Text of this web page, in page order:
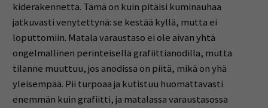
kiderakennetta. Tämä on kuin pitäisi kuminauhaa
jatkuvasti venytettynä: se kestää kyllä, mutta ei
loputtomiin. Matala varaustaso ei ole aivan yhtä
ongelmallinen perinteisellä grafiittianodilla, mutta
tilanne muuttuu, jos anodissa on piitä, mikä on yhä
yleisempää. Pii turpoaa ja kutistuu huomattavasti
enemmän kuin grafiitti, ja matalassa varaustasossa